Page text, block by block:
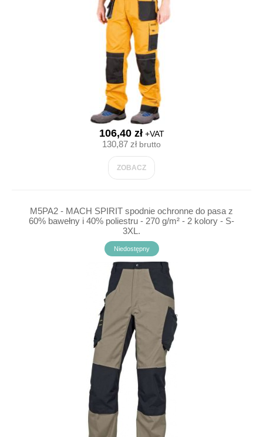
106,40 zł+VAT
130,87 złbrutto
ZOBACZ
M5PA2 - MACH SPIRIT spodnie ochronne do pasa z
60% bawełny i 40% poliestru - 270 g/m² - 2 kolory - S-
3XL.
Niedostępny